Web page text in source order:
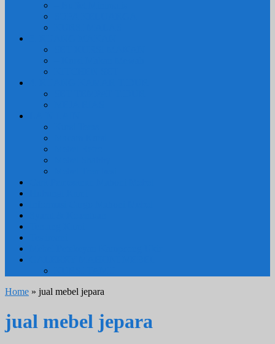
Home » jual mebel jepara
jual mebel jepara